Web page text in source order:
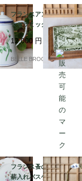
フランスアンティーク
☆セラミックタイル鍋
敷き、鳥のモチーフ、
木製の縁取り｜フラン
ス発送（到着まで2-3週
間）
12,000 円
BELLE BROCANTE
フランス蚤の市★銅製
薪入れバスケット｜フ